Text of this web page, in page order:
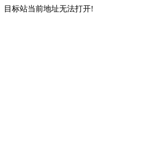
目标站当前地址无法打开!